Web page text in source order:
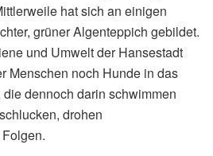
hat sich an einigen
grüner Algenteppich gebildet.
und Umwelt der Hansestadt
Menschen noch Hunde in das
dennoch darin schwimmen
drohen